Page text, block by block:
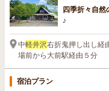
四季折々自然
♪
中軽井沢右折鬼押し出し経
場前から大前駅経由５分
宿泊プラン